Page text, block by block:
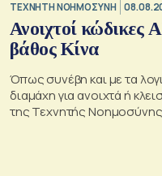
TΕΧΝΗΤΗ ΝΟΗΜΟΣΥΝΗ
Ανοιχτοί κώδικες
βάθος Κίνα
Όπως συνέβη και με τα
διαμάχη για ανοιχτά ή
της Τεχνητής Νοημοσύνης